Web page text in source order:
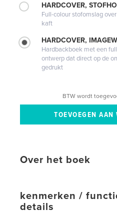
HARDCOVER,
Full-colour stofomslag
kaft
HARDCOVER,
Hardbackboek met een
ontwerp dat direct op de
gedrukt
BTW wordt
Over het boek
kenmerken /
details